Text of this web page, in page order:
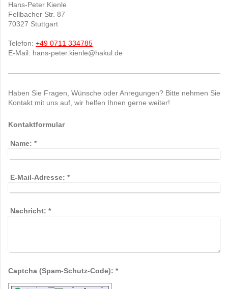
Hans-Peter Kienle
Fellbacher Str. 87
70327 Stuttgart
Telefon: +49 0711 334785
E-Mail: hans-peter.kienle@hakul.de
Haben Sie Fragen, Wünsche oder Anregungen? Bitte nehmen Sie
Kontakt mit uns auf, wir helfen Ihnen gerne weiter!
Kontaktformular
Name: *
E-Mail-Adresse: *
Nachricht: *
Captcha (Spam-Schutz-Code): *